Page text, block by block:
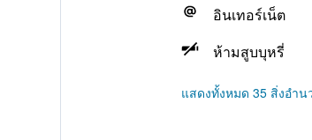
อินเทอร์เน็ต
ห้ามสูบบุหรี่
แสดงทั้งหมด 35 สิ่งอำ